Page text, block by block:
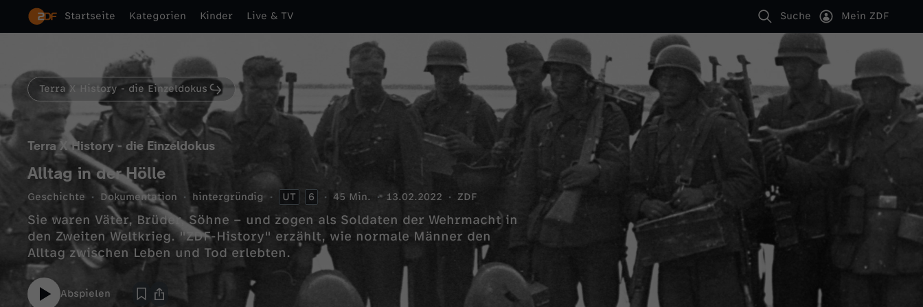
Startseite Kategorien Kinder Live & TV Suche Mein ZDF
Terra X History - die Einzeldokus
Terra X History - die Einzeldokus
Alltag in der Hölle
Geschichte Dokumentation hintergründig UT 6 45 Min. 13.02.2022 ZDF
Sie waren Väter, Brüder, Söhne – und zogen als Soldaten der Wehrmacht in
den Zweiten Weltkrieg. "ZDF-History" erzählt, wie normale Männer den
Alltag zwischen Leben und Tod erlebten.
Abspielen